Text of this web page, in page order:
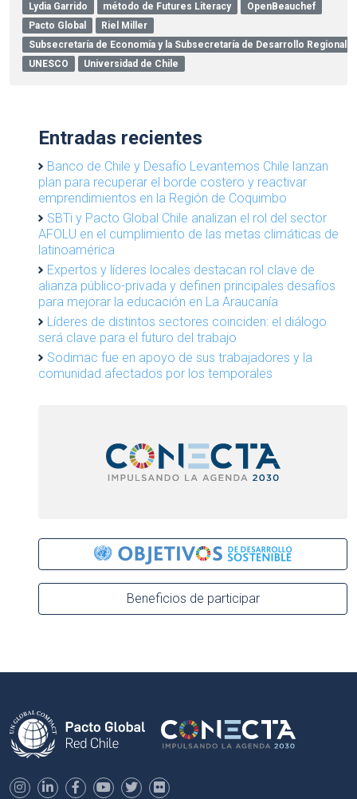
Lydia Garrido
método de Futures Literacy
OpenBeauchef
Pacto Global
Riel Miller
Subsecretaría de Economía y la Subsecretaría de Desarrollo Regional
UNESCO
Universidad de Chile
Entradas recientes
Banco de Chile y Desafío Levantemos Chile lanzan
plan para recuperar el borde costero y reactivar
emprendimientos en la Región de Coquimbo
SBTi y Pacto Global Chile analizan el rol del sector
AFOLU en el cumplimiento de las metas climáticas de
latinoamérica
Expertos y líderes locales destacan rol clave de
alianza público-privada y definen principales desafíos
para mejorar la educación en La Araucanía
Líderes de distintos sectores coinciden: el diálogo
será clave para el futuro del trabajo
Sodimac fue en apoyo de sus trabajadores y la
comunidad afectados por los temporales
Beneficios de participar